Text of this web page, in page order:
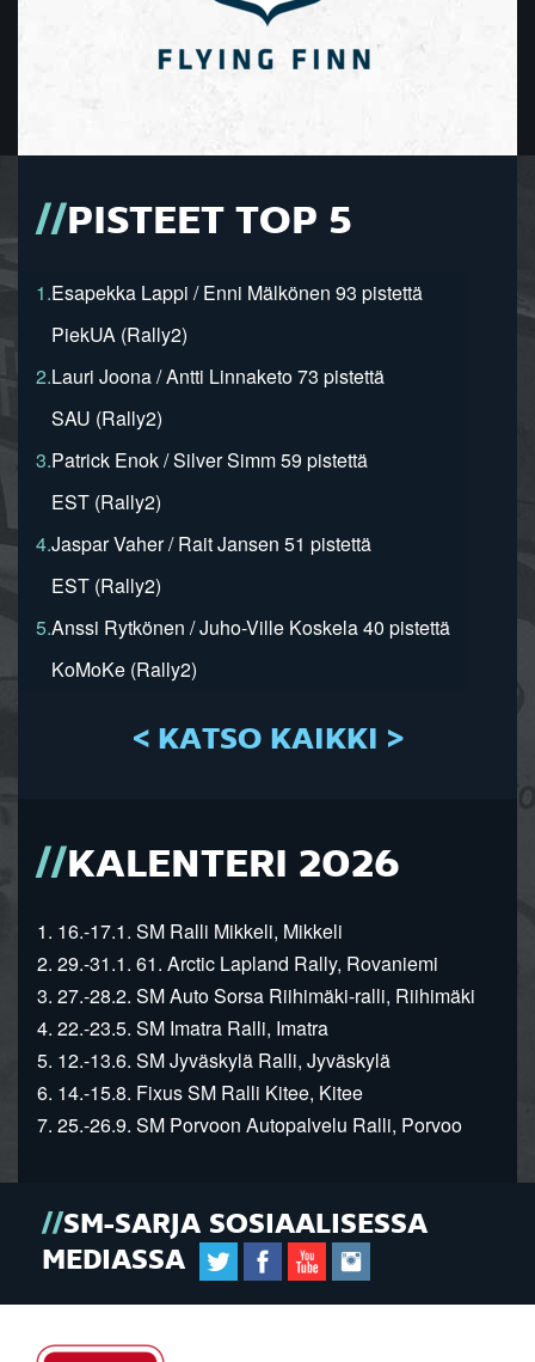
PISTEET TOP 5
1.Esapekka Lappi / Enni Mälkönen 93 pistettä
PiekUA (Rally2)
2.Lauri Joona / Antti Linnaketo 73 pistettä
SAU (Rally2)
3.Patrick Enok / Silver Simm 59 pistettä
EST (Rally2)
4.Jaspar Vaher / Rait Jansen 51 pistettä
EST (Rally2)
5.Anssi Rytkönen / Juho-Ville Koskela 40 pistettä
KoMoKe (Rally2)
< KATSO KAIKKI >
KALENTERI 2026
1. 16.-17.1. SM Ralli Mikkeli, Mikkeli
2. 29.-31.1. 61. Arctic Lapland Rally, Rovaniemi
3. 27.-28.2. SM Auto Sorsa Riihimäki-ralli, Riihimäki
4. 22.-23.5. SM Imatra Ralli, Imatra
5. 12.-13.6. SM Jyväskylä Ralli, Jyväskylä
6. 14.-15.8. Fixus SM Ralli Kitee, Kitee
7. 25.-26.9. SM Porvoon Autopalvelu Ralli, Porvoo
SM-SARJA SOSIAALISESSA
MEDIASSA